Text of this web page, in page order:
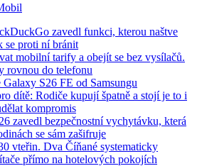
zavedl funkci, kterou naštve
se proti ní bránit
mobilní tarify a obejít se bez vysílačů.
rovnou do telefonu
S26 FE od Samsungu
dítě: Rodiče kupují špatně a stojí je to i
kompromis
zavedl bezpečnostní vychytávku, která
se sám zašifruje
vteřin. Dva Číňané systematicky
přímo na hotelových pokojích